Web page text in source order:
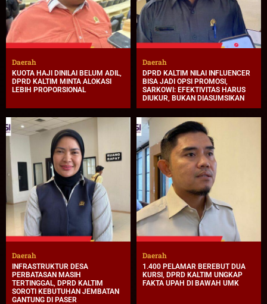
Daerah
KUOTA HAJI DINILAI BELUM ADIL,
DPRD KALTIM MINTA ALOKASI
LEBIH PROPORSIONAL
Daerah
DPRD KALTIM NILAI INFLUENCER
BISA JADI OPSI PROMOSI,
SARKOWI: EFEKTIVITAS HARUS
DIUKUR, BUKAN DIASUMSIKAN
Daerah
INFRASTRUKTUR DESA
PERBATASAN MASIH
TERTINGGAL, DPRD KALTIM
SOROTI KEBUTUHAN JEMBATAN
GANTUNG DI PASER
Daerah
1.400 PELAMAR BEREBUT DUA
KURSI, DPRD KALTIM UNGKAP
FAKTA UPAH DI BAWAH UMK